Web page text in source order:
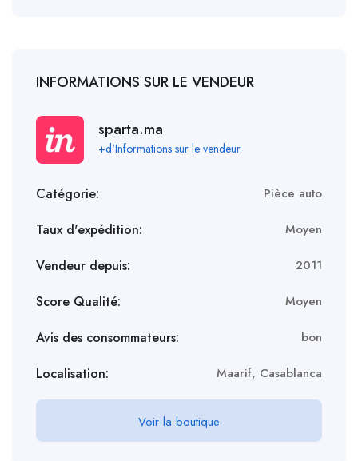
INFORMATIONS SUR LE VENDEUR
sparta.ma
+d'Informations sur le vendeur
Catégorie: Pièce auto
Taux d'expédition: Moyen
Vendeur depuis: 2011
Score Qualité: Moyen
Avis des consommateurs: bon
Localisation: Maarif, Casablanca
Voir la boutique